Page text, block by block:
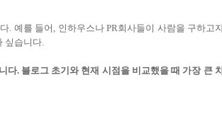
. 예를 들어, 인하우스나 PR회사들이 사람을 구하고
싶습니다.
다. 블로그 초기와 현재 시점을 비교했을 때 가장 큰